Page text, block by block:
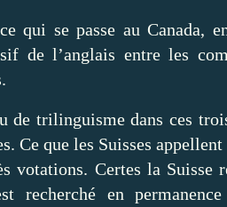
qui se passe au Canada,
de l’anglais entre les
de trilinguisme dans ces
Ce que les Suisses
votations. Certes la Suisse
en